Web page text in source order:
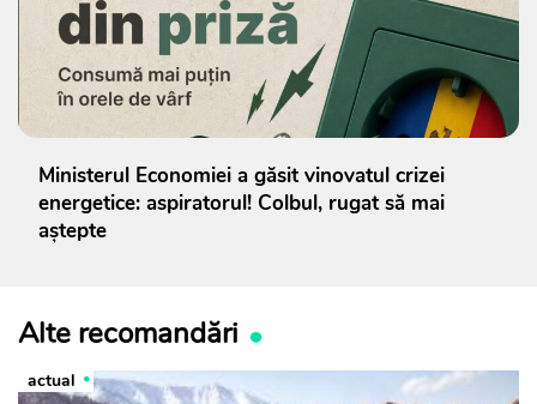
Ministerul Economiei a găsit vinovatul crizei
energetice: aspiratorul! Colbul, rugat să mai
aștepte
Alte recomandări
actual